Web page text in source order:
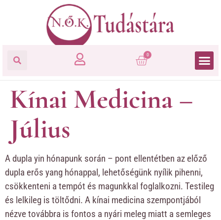
0
Kínai Medicina –
Július
A dupla yin hónapunk során – pont ellentétben az előző
dupla erős yang hónappal, lehetőségünk nyílik pihenni,
csökkenteni a tempót és magunkkal foglalkozni. Testileg
és lelkileg is töltődni. A kínai medicina szempontjából
nézve továbbra is fontos a nyári meleg miatt a semleges